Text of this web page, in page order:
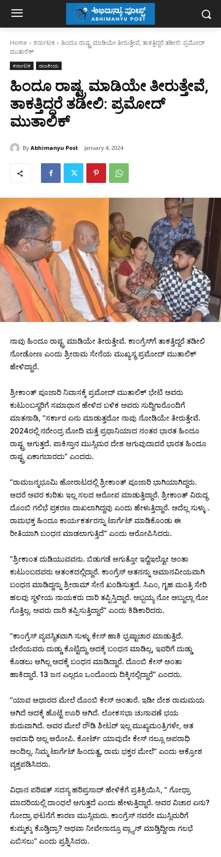
Home ಕರ್ನಾಟಕ
ಹಿಂದೂ ರಾಷ್ಟ್ರ ಮಾಡಿಯೇ ತೀರುತ್ತೇವೆ, ತಾಕತ್ತಿದ್ದರೆ ತಡೀಲಿ: ಪ್ರಮೋದ್
ಮುತಾಲಿಕ್
ಕರ್ನಾಟಕ ರಾಜಕೀಯ
ಹಿಂದೂ ರಾಷ್ಟ್ರ ಮಾಡಿಯೇ ತೀರುತ್ತೇವೆ,
ತಾಕತ್ತಿದ್ದರೆ ತಡೀಲಿ: ಪ್ರಮೋದ್
ಮುತಾಲಿಕ್
By Abhimanyu Post January 4, 2024
ನಾವು ಹಿಂದೂ ರಾಷ್ಟ್ರ ಮಾಡಿಯೇ ತೀರುತ್ತೇವೆ. ಕಾಂಗ್ರೆಸ್‌ಗೆ ತಾಕತ್ತಿದ್ದರೆ ತಡೀಲಿ
ನೋಡೋಣ ಎಂದು ಶ್ರೀರಾಮ ಸೇನೆಯ ಮುಖ್ಯಸ್ಥ ಪ್ರಮೋದ್ ಮುತಾಲಿಕ್
ಹೇಳಿದ್ದಾರೆ.
ಶ್ರೀಕಾಂತ್ ಪೂಜಾರಿ ನಿವಾಸಕ್ಕೆ ಪ್ರಮೋದ್ ಮುತಾಲಿಕ್ ಭೇಟಿ ಅವರು
ಕುಟುಂಬಸ್ಥರಿಗೆ ಸಮಾಧಾನ ಹೇಳಿದ ಬಳಿಕ ಅವರು ಸುದ್ದಿಗಾರೊಂದಿಗೆ
ಮಾತನಾಡಿ, “ಸರ್ಕಾರ ಏನು ಮಾಡುತ್ತದೋ ನಾವು ನೋಡಿಯೇ ತೀರುತ್ತೇವೆ.
2024ರಲ್ಲಿ ನರೇಂದ್ರ ಮೋದಿ ಮತ್ತೆ ಪ್ರಧಾನಿಯಾದ ನಂತರ ಭಾರತ ಹಿಂದೂ
ರಾಷ್ಟ್ರ ಆಗುತ್ತದೆ. ಪಾಕಿಸ್ತಾನ ಮುಸ್ಲಿಮರ ದೇಶ ಆಗುವುದಾದರೆ ಭಾರತ ಹಿಂದೂ
ರಾಷ್ಟ್ರ ಏಕಾಗಬಾರದು” ಎಂದರು.
“ರಾಮಜನ್ಮಭೂಮಿ ಹೋರಾಟದಲ್ಲಿ ಶ್ರೀಕಾಂತ್ ಪೂಜಾರಿ ಭಾಗಿಯಾಗಿದ್ದರು.
ಆದರೆ ಅವರ ಕುರಿತು ಇಲ್ಲ ಸಲದ ಆರೋಪ ಮಾಡುತ್ತಿದ್ದಾರೆ. ಶ್ರೀಕಾಂತ್‌ ವಿರುದ್ಧ
ದೊಂಬಿ ಗಲಿಭೆ ಪ್ರಕರಣ ದಾಖಲಾಗಿದ್ದವು ಎಂದು ಹೇಳುತ್ತಿದ್ದಾರೆ. ಅದೆಲ್ಲ ಸುಳ್ಳು .
ರಾಮಭಕ್ತ ಹಿಂದೂ ಕಾರ್ಯಕರ್ತರನ್ನು ಟಾರ್ಗೆಟ್ ಮಾಡಿಕೊಂಡು ಈ
ರೀತಿಯಾಗಿ ಬಂಧನ ಮಾಡಲಾಗುತ್ತಿದೆ” ಎಂದು ಆರೋಪಿಸಿದರು.
“ಶ್ರೀಕಾಂತ ದುಡಿಯುವವನು. ಬಿಡುಗಡೆ ಆಗುತ್ತೋ ಇಲ್ವಿಇಲ್ವೋ ಅಂತಾ
ಕುಟುಂಬದವರು ಆತಂಕದಲ್ಲಿದ್ದಾರೆ. ಕಾಂಗ್ರೆಸ್ ಆತನನ್ನು ಅಮಾನವೀಯವಾಗಿ
ಬಂಧನ ಮಾಡಿದ್ದನ್ನು ಶ್ರೀರಾಮ್ ಸೇನೆ ಖಂಡಿಸುತ್ತದೆ. ಸಿಎಂ, ಗೃಹ ಮಂತ್ರಿ ಸೇರಿ
ಹಲವು ಸ್ಥಳೀಯ ನಾಯಕರು ದಾರಿ ತಪ್ಪಿಸ್ತಿದ್ದಾರೆ. ಅಬ್ಬಯ್ಯ ನೋ ಅಬ್ದುಲ್ಲಾ ನೋ
ಗೊತ್ತಿಲ್ಲ. ಅವರು ದಾರಿ ತಪ್ಪಿಸುತ್ತಿದ್ದಾರೆ” ಎಂದು ಕಿಡಿಕಾರಿದರು.
“ಕಾಂಗ್ರೆಸ್ ವ್ಯವಸ್ಥಿತವಾಗಿ ಸುಳ್ಳು ಕೇಸ್ ಹಾಕಿ ಭ್ರಷ್ಟಾಚಾರ ಮಾಡುತ್ತಿದೆ.
ಬೇರೆಯವರು ದುಡ್ಡು ಕೊಟ್ಟಿದ್ದು ಅದಕ್ಕೆ ಬಂಧನ ಮಾಡಿಲ್ಲ, ಇವರಿಗೆ ದುಡ್ಡು
ಕೊಡಲು ಆಗಿಲ್ಲ ಅದಕ್ಕೆ ಬಂಧನ ಮಾಡಿದ್ದಾರೆ. ದೊಂಬಿ ಕೇಸ್ ಅಂತಾ
ಹಾಕಿದ್ದಾರೆ. 13 ಜನ ಎಲ್ಲರೂ ಒಂದೊಂದು ದಿಕ್ಕಿನಲ್ಲಿದ್ದಾರೆ” ಎಂದರು.
“ಯಾವ ಆಧಾರದ ಮೇಲೆ ದೊಂಬಿ ಕೇಸ್ ಅಂತಾರೆ. ಇಡೀ ದೇಶ ರಾಮಮಯ
ಆಗಿದೆ ಅದಕ್ಕೆ ಹೊಟ್ಟೆ ಊರಿ ಆಗಿದೆ. ಲೋಕಸಭಾ ಚುನಾವಣೆ ಭಯ
ಶುರುವಾಗಿದೆ. ಅವರ ಮೇಲೆ ರೌಡಿ ಶೀಟರ್ ಇಲ್ಲ ಮುಖ್ಯಮಂತ್ರಿಗಳೇ, ಆತ
ಅಪರಾಧಿ ಅಲ್ಲ ಆರೋಪಿ. ಕೋರ್ಟ್ ಯಾವುದೇ ಕೇಸ್ ನಲ್ಲೂ ಅಪರಾಧಿ
ಅಂದಿಲ್ಲ. ನಿಮ್ಮ ಟಾರ್ಗೆಟ್ ಹಿಂದುತ್ವ, ರಾಮ ಭಕ್ತರ ಮೇಲೆ” ಎಂದು ಆಕ್ರೋಶ
ವ್ಯಕ್ತಪಡಿಸಿದರು.
ವಿಧಾನ ಪರಿಷತ್ ಸದಸ್ಯ ಹರಿಪ್ರಸಾದ್ ಹೇಳಿಕೆಗೆ ಪ್ರತಿಕ್ರಿಯಿಸಿ, ” ಗೋಧ್ರಾ
ಮಾದರಿಯಲ್ಲಿ ದಾಂಧಲೆ ಆಗುತ್ತದೆ ಎಂದು ಹೇಳುತ್ತಿದ್ದಾರೆ. ಅವರ ವಿಚಾರ ಏನು?
ಗೋದ್ರಾ ಘಟನೆಗೆ ಕಾರಣ ಮುಸ್ಲಿಮರು. ಕಾಂಗ್ರೆಸ್ ನವರೇ ಮುಸ್ಲಿಮರಿಗೆ
ಕುಮ್ಮಕ್ಕು ಕೊಡ್ತಿದ್ರಾ? ಅಥವಾ ನೀವೇನಾದ್ರೂ ಪ್ಲ್ಯಾನ್ ಮಾಡ್ತಿದ್ದೀರಾ ಗಲಭೆ
ಎಬಿಸಲು” ಎಂದು ಪ್ರಶ್ನಿಸಿದರು.